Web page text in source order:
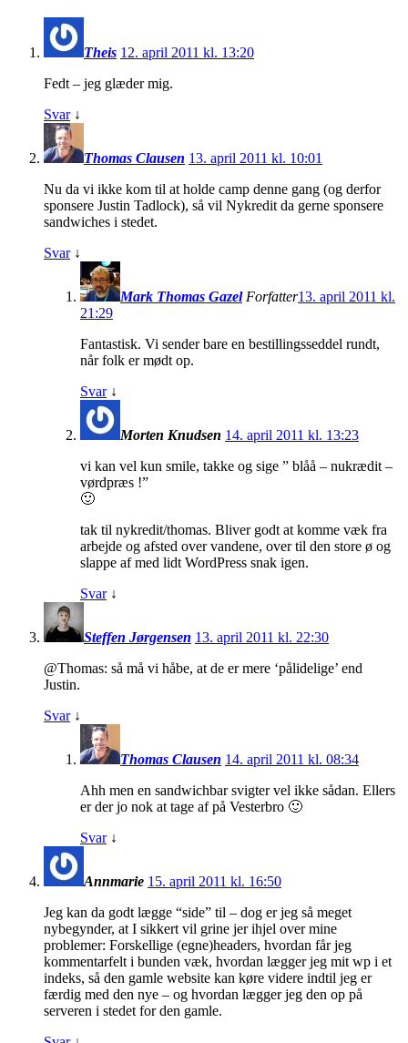
Theis 12. april 2011 kl. 13:20
Fedt – jeg glæder mig.
Svar ↓
Thomas Clausen 13. april 2011 kl. 10:01
Nu da vi ikke kom til at holde camp denne gang (og derfor
sponsere Justin Tadlock), så vil Nykredit da gerne sponsere
sandwiches i stedet.
Svar ↓
Mark Thomas Gazel Forfatter13. april 2011 kl.
21:29
Fantastisk. Vi sender bare en bestillingsseddel rundt,
når folk er mødt op.
Svar ↓
Morten Knudsen 14. april 2011 kl. 13:23
vi kan vel kun smile, takke og sige ” blåå – nukrædit –
vørdpræs !”
🙂
tak til nykredit/thomas. Bliver godt at komme væk fra
arbejde og afsted over vandene, over til den store ø og
slappe af med lidt WordPress snak igen.
Svar ↓
Steffen Jørgensen 13. april 2011 kl. 22:30
@Thomas: så må vi håbe, at de er mere ‘pålidelige’ end
Justin.
Svar ↓
Thomas Clausen 14. april 2011 kl. 08:34
Ahh men en sandwichbar svigter vel ikke sådan. Ellers
er der jo nok at tage af på Vesterbro 🙂
Svar ↓
Annmarie 15. april 2011 kl. 16:50
Jeg kan da godt lægge “side” til – dog er jeg så meget
nybegynder, at I sikkert vil grine jer ihjel over mine
problemer: Forskellige (egne)headers, hvordan får jeg
kommentarfelt i bunden væk, hvordan lægger jeg mit wp i et
indeks, så den gamle website kan køre videre indtil jeg er
færdig med den nye – og hvordan lægger jeg den op på
serveren i stedet for den gamle.